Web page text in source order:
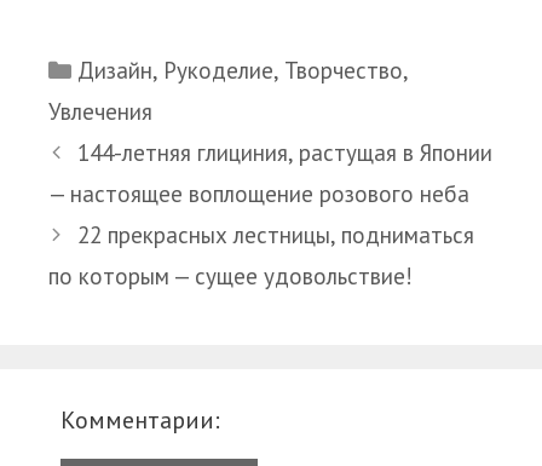
Рубрики
Дизайн, Рукоделие, Творчество,
Увлечения
144-летняя глициния, растущая в Японии
— настоящее воплощение розового неба
22 прекрасных лестницы, подниматься
по которым — сущее удовольствие!
Комментарии: